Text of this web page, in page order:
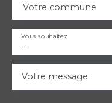
Votre commune
-
Vous souhaitez
Votre message